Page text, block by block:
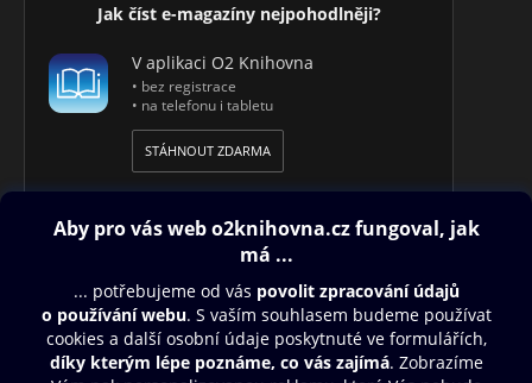
Jak číst e-magazíny nejpohodlněji?
V aplikaci O2 Knihovna
• bez registrace
• na telefonu i tabletu
STÁHNOUT ZDARMA
Obsah ke stažení
Moje O2 Knihovna